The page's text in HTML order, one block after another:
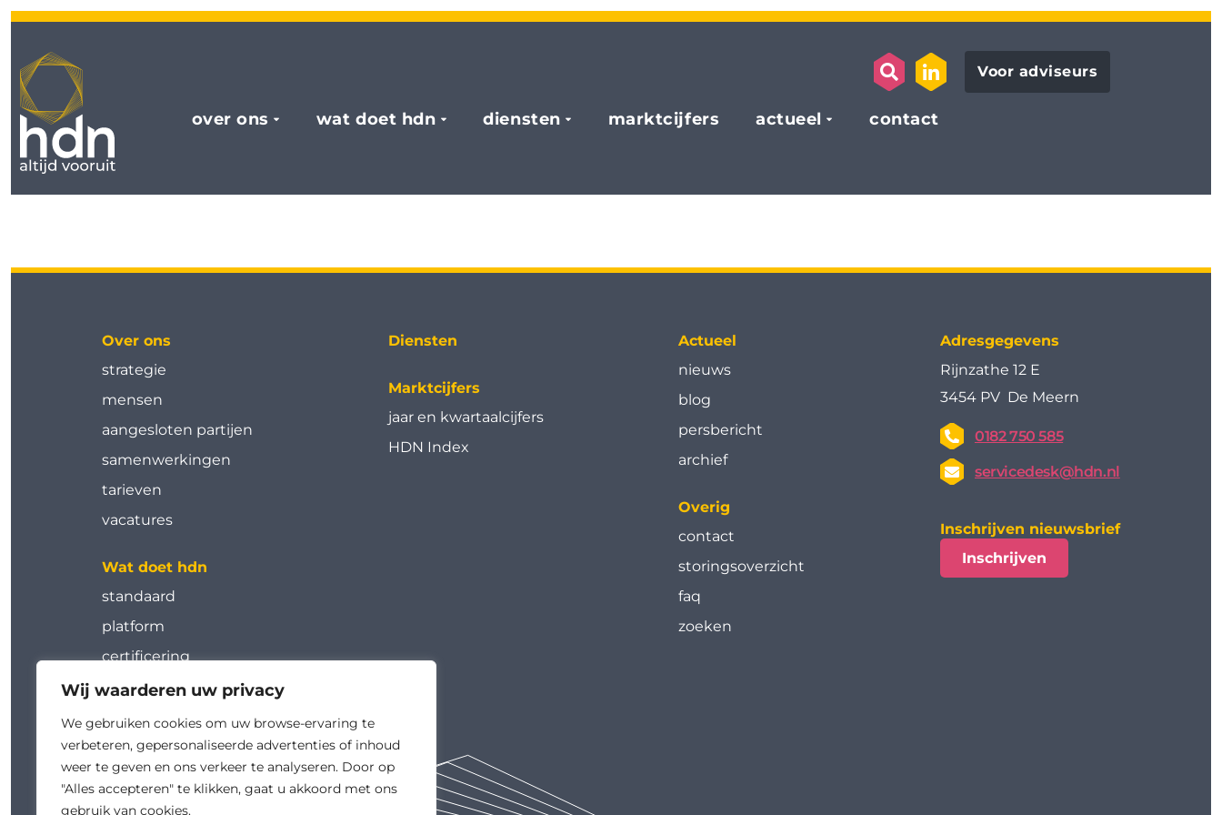
Wij waarderen uw privacy
We gebruiken cookies om uw browse-ervaring te
verbeteren, gepersonaliseerde advertenties of inhoud
weer te geven en ons verkeer te analyseren. Door op
"Alles accepteren" te klikken, gaat u akkoord met ons
gebruik van cookies.
over ons wat doet hdn diensten marktcijfers actueel contact
search opener
link to the linkedin page
Voor adviseurs
Over ons
strategie
mensen
aangesloten partijen
samenwerkingen
tarieven
vacatures
Wat doet hdn
standaard
platform
certificering
tools
werkgroepen
kalender
academy
Diensten
Marktcijfers
jaar en kwartaal­cijfers
HDN Index
Actueel
nieuws
blog
persbericht
archief
Overig
contact
storingsoverzicht
faq
zoeken
Adresgegevens
Rijnzathe 12 E
3454 PV De Meern
0182 750 585
servicedesk@hdn.nl
Inschrijven nieuwsbrief
Inschrijven